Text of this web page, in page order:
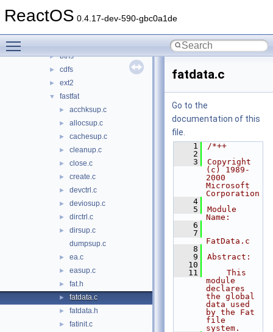
ReactOS 0.4.17-dev-590-gbc0a1de
► bus
► btrfs
► cdfs
► ext2
▼ fastfat
► acchksup.c
► allocsup.c
► cachesup.c
► cleanup.c
► close.c
► create.c
► devctrl.c
► deviosup.c
► dirctrl.c
►
dirsup.c
dumpsup.c
► ea.c
► easup.c
► fat.h
► fatdata.c
► fatdata.h
► fatinit.c
fatdata.c
Go to the
documentation of this
file.
    1
/*++
    2
    3
Copyright
(c) 1989-
2000
Microsoft
Corporation
    4
    5
Module
Name:
    6
    7
FatData.c
    8
    9
Abstract:
   10
   11
    This
module
declares
the global
data used
by the Fat
file
system.